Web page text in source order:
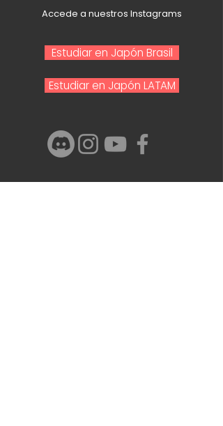
Accede a nuestros Instagrams
Estudiar en Japón Brasil
Estudiar en Japón LATAM